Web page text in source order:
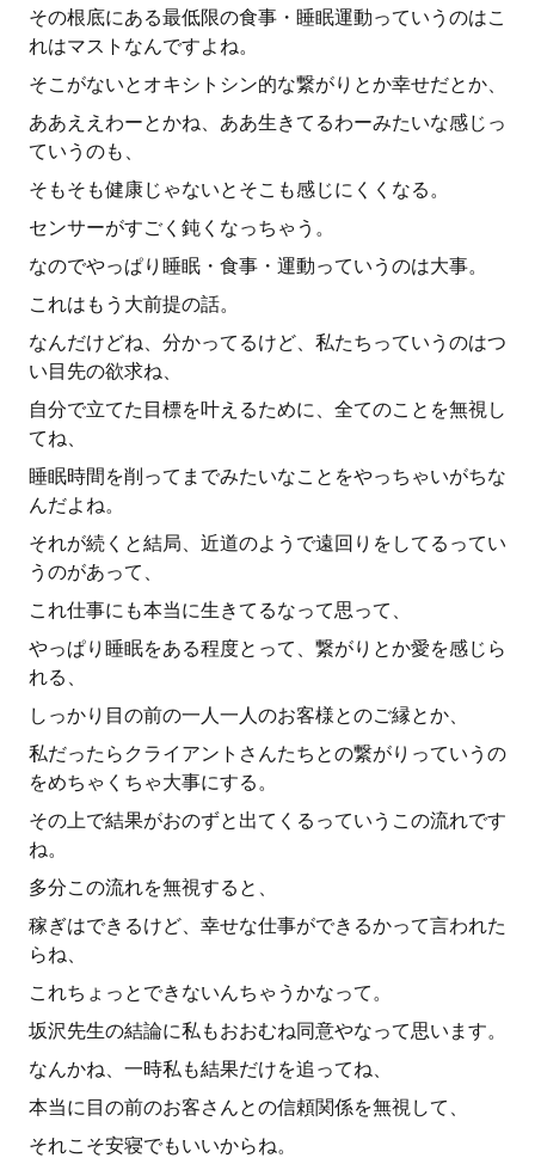
その根底にある最低限の食事・睡眠運動っていうのはこ
れはマストなんですよね。
そこがないとオキシトシン的な繋がりとか幸せだとか、
ああええわーとかね、ああ生きてるわーみたいな感じっ
ていうのも、
そもそも健康じゃないとそこも感じにくくなる。
センサーがすごく鈍くなっちゃう。
なのでやっぱり睡眠・食事・運動っていうのは大事。
これはもう大前提の話。
なんだけどね、分かってるけど、私たちっていうのはつ
い目先の欲求ね、
自分で立てた目標を叶えるために、全てのことを無視し
てね、
睡眠時間を削ってまでみたいなことをやっちゃいがちな
んだよね。
それが続くと結局、近道のようで遠回りをしてるってい
うのがあって、
これ仕事にも本当に生きてるなって思って、
やっぱり睡眠をある程度とって、繋がりとか愛を感じら
れる、
しっかり目の前の一人一人のお客様とのご縁とか、
私だったらクライアントさんたちとの繋がりっていうの
をめちゃくちゃ大事にする。
その上で結果がおのずと出てくるっていうこの流れです
ね。
多分この流れを無視すると、
稼ぎはできるけど、幸せな仕事ができるかって言われた
らね、
これちょっとできないんちゃうかなって。
坂沢先生の結論に私もおおむね同意やなって思います。
なんかね、一時私も結果だけを追ってね、
本当に目の前のお客さんとの信頼関係を無視して、
それこそ安寝でもいいからね。